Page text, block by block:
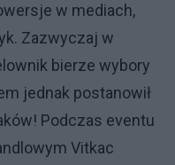
w mediach,
Zazwyczaj w
bierze wybory
jednak postanowił
Podczas eventu
Vitkac